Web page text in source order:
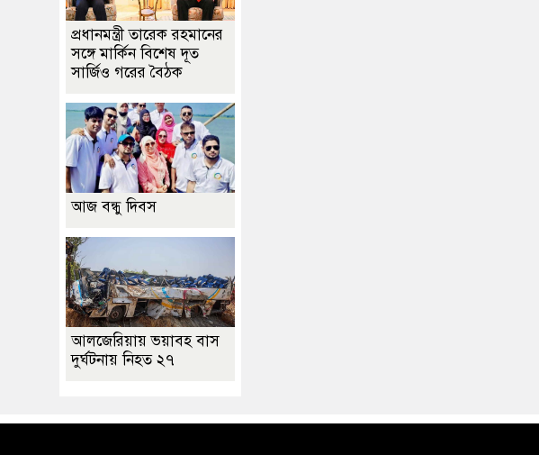
প্রধানমন্ত্রী তারেক রহমানের
সঙ্গে মার্কিন বিশেষ দূত
সার্জিও গরের বৈঠক
আজ বন্ধু দিবস
আলজেরিয়ায় ভয়াবহ বাস
দুর্ঘটনায় নিহত ২৭